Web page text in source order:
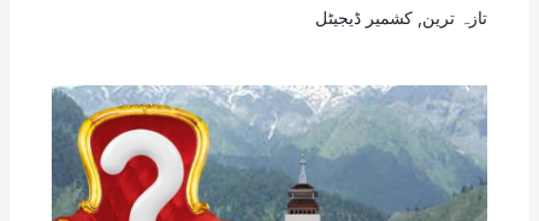
تازہ ترین کشمیر ڈیجیٹل